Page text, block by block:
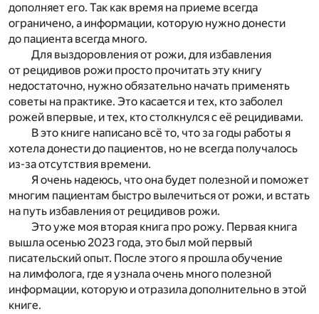
дополняет его. Так как время на приеме всегда
ограничено, а информации, которую нужно донести
до пациента всегда много.
Для выздоровления от рожи, для избавления
от рецидивов рожи просто прочитать эту книгу
недостаточно, нужно обязательно начать применять
советы на практике. Это касается и тех, кто заболел
рожей впервые, и тех, кто столкнулся с её рецидивами.
В это книге написано всё то, что за годы работы я
хотела донести до пациентов, но не всегда получалось
из-за отсутствия времени.
Я очень надеюсь, что она будет полезной и поможет
многим пациентам быстро вылечиться от рожи, и встать
на путь избавления от рецидивов рожи.
Это уже моя вторая книга про рожу. Первая книга
вышла осенью 2023 года, это был мой первый
писательский опыт. После этого я прошла обучение
на лимфолога, где я узнала очень много полезной
информации, которую и отразила дополнительно в этой
книге.